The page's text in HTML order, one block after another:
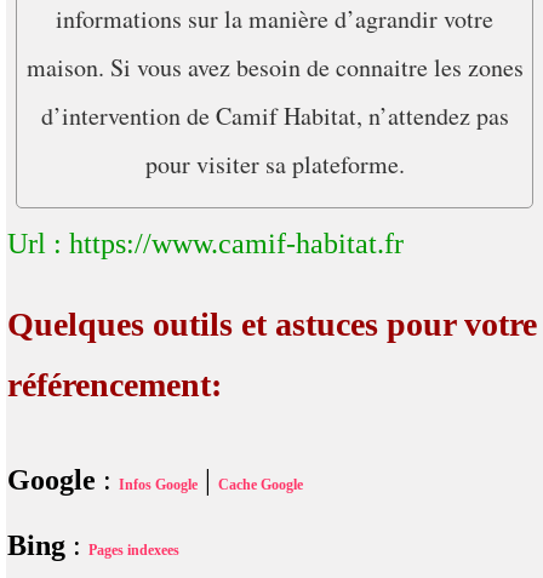
informations sur la manière d’agrandir votre
maison. Si vous avez besoin de connaitre les zones
d’intervention de Camif Habitat, n’attendez pas
pour visiter sa plateforme.
Url : https://www.camif-habitat.fr
Quelques outils et astuces pour votre
référencement:
Google : Infos Google | Cache Google
Bing : Pages indexees